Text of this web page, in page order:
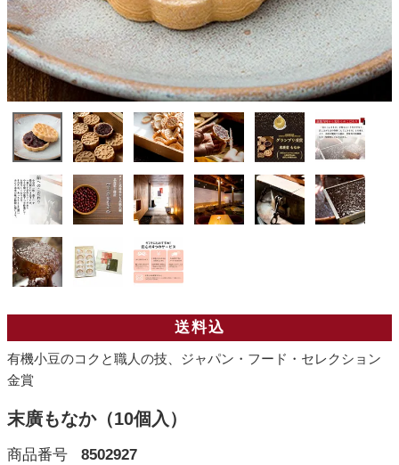
送料込
有機小豆のコクと職人の技、ジャパン・フード・セレクション
金賞
末廣もなか（10個入）
商品番号 8502927